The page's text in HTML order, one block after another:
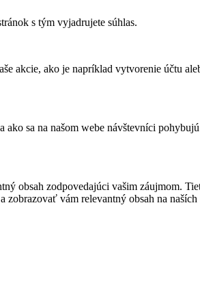
s tým vyjadrujete súhlas.
akcie, ako je napríklad vytvorenie účtu
sa na našom webe návštevníci
obsah zodpovedajúci vašim záujmom.
vám relevantný obsah na